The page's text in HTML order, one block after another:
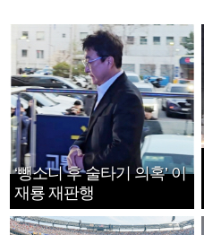
‘뺑소니 후 술타기 의혹’ 이
재룡 재판행